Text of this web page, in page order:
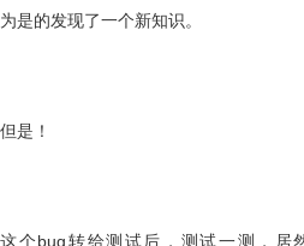
为是的发现了一个新知识。
但是！
这个bug转给测试后，测试一测，居